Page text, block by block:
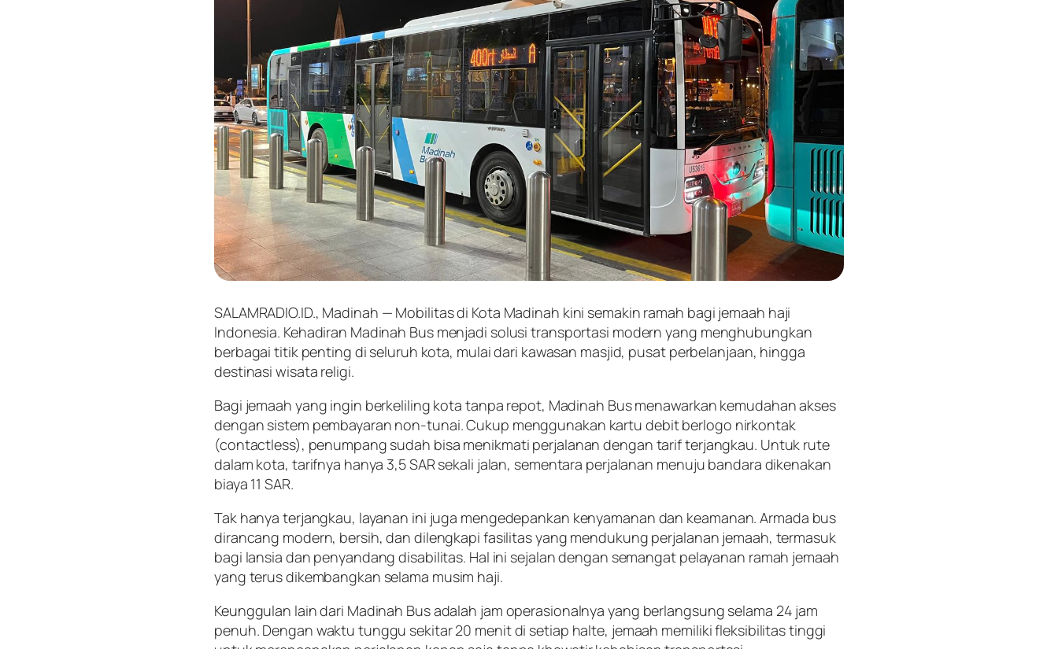
SALAMRADIO.ID., Madinah — Mobilitas di Kota Madinah kini semakin ramah bagi jemaah haji
Indonesia. Kehadiran Madinah Bus menjadi solusi transportasi modern yang menghubungkan
berbagai titik penting di seluruh kota, mulai dari kawasan masjid, pusat perbelanjaan, hingga
destinasi wisata religi.
Bagi jemaah yang ingin berkeliling kota tanpa repot, Madinah Bus menawarkan kemudahan akses
dengan sistem pembayaran non-tunai. Cukup menggunakan kartu debit berlogo nirkontak
(contactless), penumpang sudah bisa menikmati perjalanan dengan tarif terjangkau. Untuk rute
dalam kota, tarifnya hanya 3,5 SAR sekali jalan, sementara perjalanan menuju bandara dikenakan
biaya 11 SAR.
Tak hanya terjangkau, layanan ini juga mengedepankan kenyamanan dan keamanan. Armada bus
dirancang modern, bersih, dan dilengkapi fasilitas yang mendukung perjalanan jemaah, termasuk
bagi lansia dan penyandang disabilitas. Hal ini sejalan dengan semangat pelayanan ramah jemaah
yang terus dikembangkan selama musim haji.
Keunggulan lain dari Madinah Bus adalah jam operasionalnya yang berlangsung selama 24 jam
penuh. Dengan waktu tunggu sekitar 20 menit di setiap halte, jemaah memiliki fleksibilitas tinggi